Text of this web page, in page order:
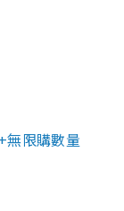
無限購數量